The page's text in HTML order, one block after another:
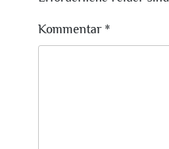
Kommentar *